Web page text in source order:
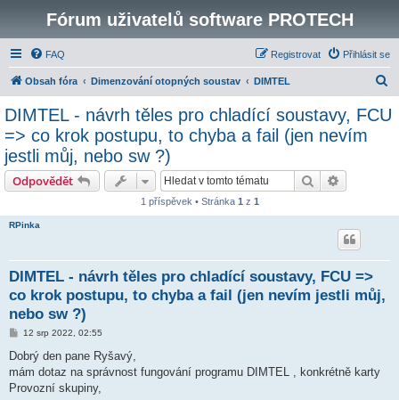
Fórum uživatelů software PROTECH
FAQ Přihlásit se
Registrovat
Obsah fóra Dimenzování otopných soustav DIMTEL
e
DIMTEL - návrh těles pro chladící soustavy, FCU
=> co krok postupu, to chyba a fail (jen nevím
jestli můj, nebo sw ?)
Odpovědět Hledat
1 příspěvek • Stránka 1 z 1
RPinka
DIMTEL - návrh těles pro chladící soustavy, FCU =>
co krok postupu, to chyba a fail (jen nevím jestli můj,
nebo sw ?)
P
í
p
ě
12 srp 2022, 02:55
Dobrý den pane Ryšavý,
mám dotaz na správnost fungování programu DIMTEL , konkrétně karty
Provozní skupiny,